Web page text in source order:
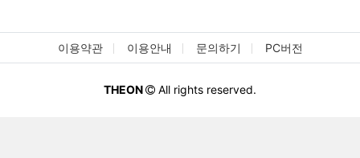
이용약관 이용안내 문의하기 PC버전
THEON All rights reserved.